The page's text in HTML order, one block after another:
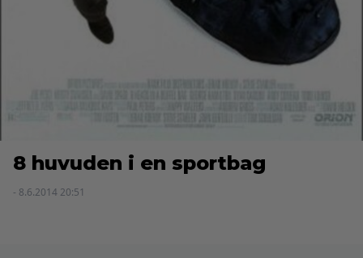
8 huvuden i en sportbag
- 8.6.2014 20:51